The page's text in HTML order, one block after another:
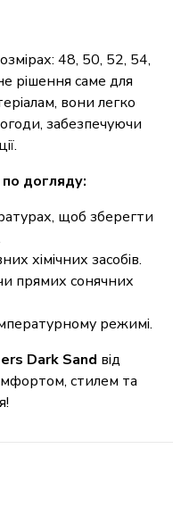
48, 50, 52, 54,
рішення саме для
вони легко
забезпечуючи
догляду:
щоб зберегти
хімічних засобів.
прямих сонячних
режимі.
Dark Sand від
стилем та